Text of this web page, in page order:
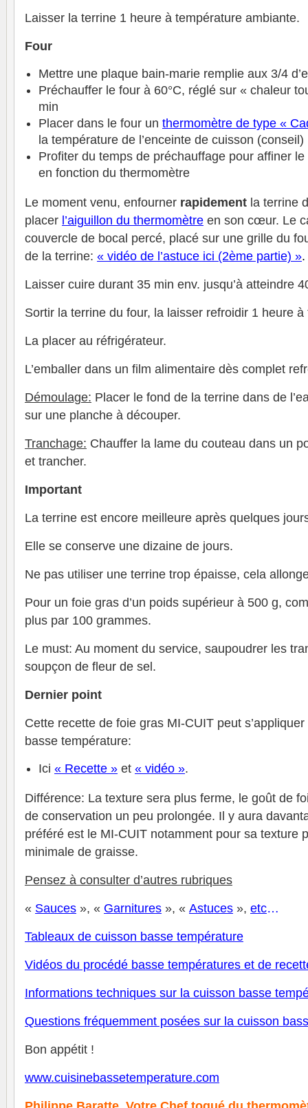
Laisser la terrine 1 heure à température ambiante.
Four
Mettre une plaque bain-marie remplie aux 3/4
Préchauffer le four à 60°C, réglé sur « chaleur
min
Placer dans le four un thermomètre de type «
la température de l’enceinte de cuisson (conseil)
Profiter du temps de préchauffage pour affiner
en fonction du thermomètre
Le moment venu, enfourner rapidement la terrine
placer l’aiguillon du thermomètre en son cœur. Le
couvercle de bocal percé, placé sur une grille du
de la terrine: « vidéo de l’astuce ici (2ème partie) ».
Laisser cuire durant 35 min env. jusqu’à atteindre
Sortir la terrine du four, la laisser refroidir 1 heure
La placer au réfrigérateur.
L’emballer dans un film alimentaire dès complet
Démoulage: Placer le fond de la terrine dans de
sur une planche à découper.
Tranchage: Chauffer la lame du couteau dans un
et trancher.
Important
La terrine est encore meilleure après quelques
Elle se conserve une dizaine de jours.
Ne pas utiliser une terrine trop épaisse, cela
Pour un foie gras d’un poids supérieur à 500 g,
plus par 100 grammes.
Le must: Au moment du service, saupoudrer les
soupçon de fleur de sel.
Dernier point
Cette recette de foie gras MI-CUIT peut
basse température:
Ici « Recette » et « vidéo ».
Différence: La texture sera plus ferme, le goût de
de conservation un peu prolongée. Il y aura
préféré est le MI-CUIT notamment pour sa texture
minimale de graisse.
Pensez à consulter d’autres rubriques
« Sauces », « Garnitures », « Astuces », etc…
Tableaux de cuisson basse température
Vidéos du procédé basse températures et de
Informations techniques sur la cuisson basse
Questions fréquemment posées sur la cuisson
Bon appétit !
www.cuisinebassetemperature.com